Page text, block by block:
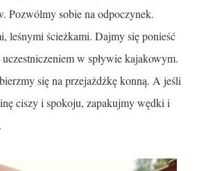
Pozwólmy sobie na odpoczynek.
leśnymi ścieżkami. Dajmy się ponieść
w spływie kajakowym.
się na przejażdżkę konną. A jeśli
ciszy i spokoju, zapakujmy wędki i